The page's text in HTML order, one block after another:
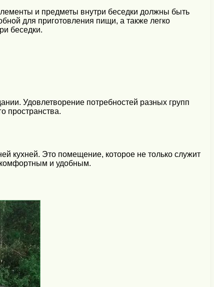
и предметы внутри беседки должны быть
для приготовления пищи, а также легко
беседки.
Удовлетворение потребностей разных групп
пространства.
кухней. Это помещение, которое не только служит
и удобным.